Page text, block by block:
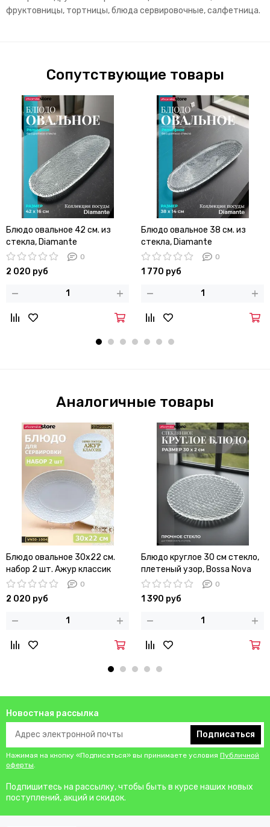
фруктовницы, тортницы, блюда сервировочные, салфетница.
Сопутствующие товары
Блюдо овальное 42 см. из
стекла, Diamante
0
2 020 руб
Блюдо овальное 38 см. из
стекла, Diamante
0
1 770 руб
Аналогичные товары
Блюдо овальное 30х22 см.
набор 2 шт. Ажур классик
0
2 020 руб
Блюдо круглое 30 см стекло,
плетеный узор, Bossa Nova
0
1 390 руб
Новостная рассылка
Подписаться
Нажимая на кнопку «Подписаться» вы принимаете условия Публичной
оферты.
Подпишитесь на рассылку, чтобы быть в курсе наших новых
поступлений, акций и скидок.